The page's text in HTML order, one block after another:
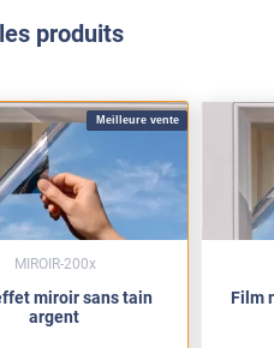
produits
Meilleure vente
miroir sans tain
argent
MIROIR-200x
Film